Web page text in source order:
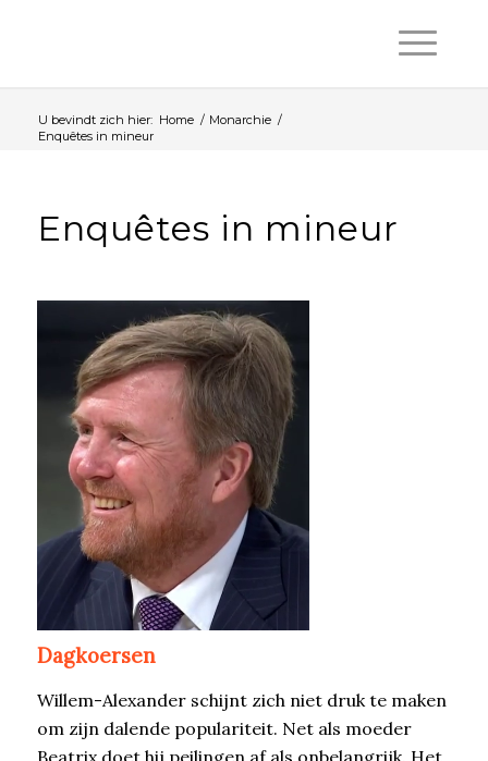
U bevindt zich hier: Home / Monarchie /
Enquêtes in mineur
Enquêtes in mineur
Dagkoersen
Willem-Alexander schijnt zich niet druk te maken
om zijn dalende populariteit. Net als moeder
Beatrix doet hij peilingen af als onbelangrijk. Het